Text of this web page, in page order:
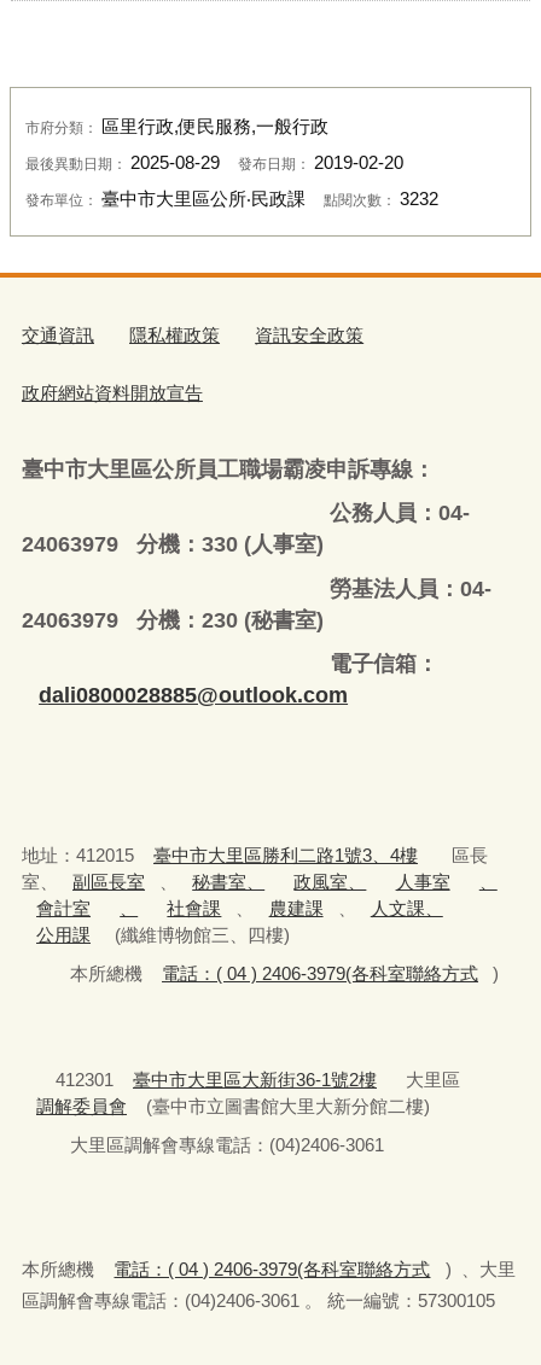
市府分類： 區里行政,便民服務,一般行政
最後異動日期： 2025-08-29 發布日期： 2019-02-20
發布單位： 臺中市大里區公所‧民政課 點閱次數： 3232
交通資訊 隱私權政策 資訊安全政策
政府網站資料開放宣告
臺中市大里區公所員工職場霸凌申訴專線：
公務人員：04-
24063979 分機：330 (人事室)
勞基法人員：04-
24063979 分機：230 (秘書室)
電子信箱：
dali0800028885@outlook.com
地址：412015 臺中市大里區勝利二路1號3、4樓
區長
室、
副區長室 秘書室、 政風室、 人事室
會計室
社會課 農建課
人文課、
公用課
(纖維博物館三、四樓)
本所總機
電話：( 04 ) 2406-3979(各科室聯絡方式 )
412301 臺中市大里區大新街36-1號2樓
大里區
調解委員會
(臺中市立圖書館大里大新分館二樓)
大里區調解會專線電話：(04)2406-3061
本所總機 電話：( 04 ) 2406-3979(各科室聯絡方式
) 、大里
區調解會專線電話：(04)2406-3061 。 統一編號：57300105